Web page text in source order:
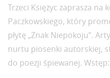
Trzeci Księżyc zaprasza na
Paczkowskiego, który
płytę „Znak Niepokoju”.
nurtu piosenki autorskiej,
do poezji śpiewanej. Wstęp: